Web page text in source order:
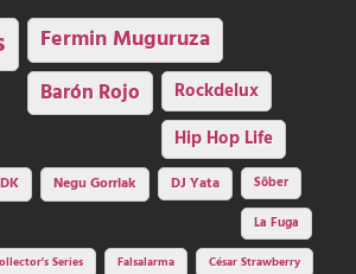
Fermin Muguruza
Barón Rojo Rockdelux
Hip Hop Life
Negu Gorriak DJ Yata
Sôber
La Fuga
Series Falsalarma César Strawberry